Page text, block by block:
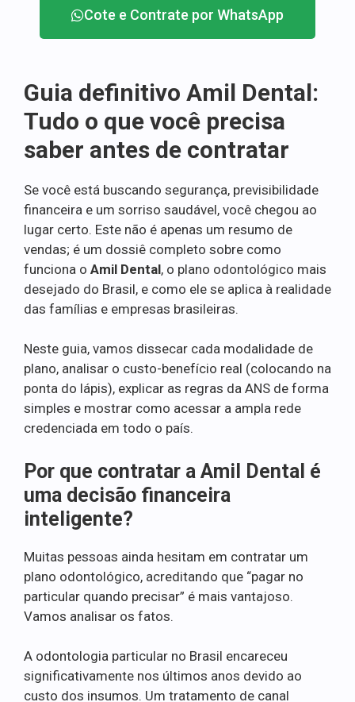
Cote e Contrate por WhatsApp
Guia definitivo Amil Dental:
Tudo o que você precisa
saber antes de contratar
Se você está buscando segurança, previsibilidade
financeira e um sorriso saudável, você chegou ao
lugar certo. Este não é apenas um resumo de
vendas; é um dossiê completo sobre como
funciona o Amil Dental, o plano odontológico mais
desejado do Brasil, e como ele se aplica à realidade
das famílias e empresas brasileiras.
Neste guia, vamos dissecar cada modalidade de
plano, analisar o custo-benefício real (colocando na
ponta do lápis), explicar as regras da ANS de forma
simples e mostrar como acessar a ampla rede
credenciada em todo o país.
Por que contratar a Amil Dental é
uma decisão financeira
inteligente?
Muitas pessoas ainda hesitam em contratar um
plano odontológico, acreditando que “pagar no
particular quando precisar” é mais vantajoso.
Vamos analisar os fatos.
A odontologia particular no Brasil encareceu
significativamente nos últimos anos devido ao
custo dos insumos. Um tratamento de canal